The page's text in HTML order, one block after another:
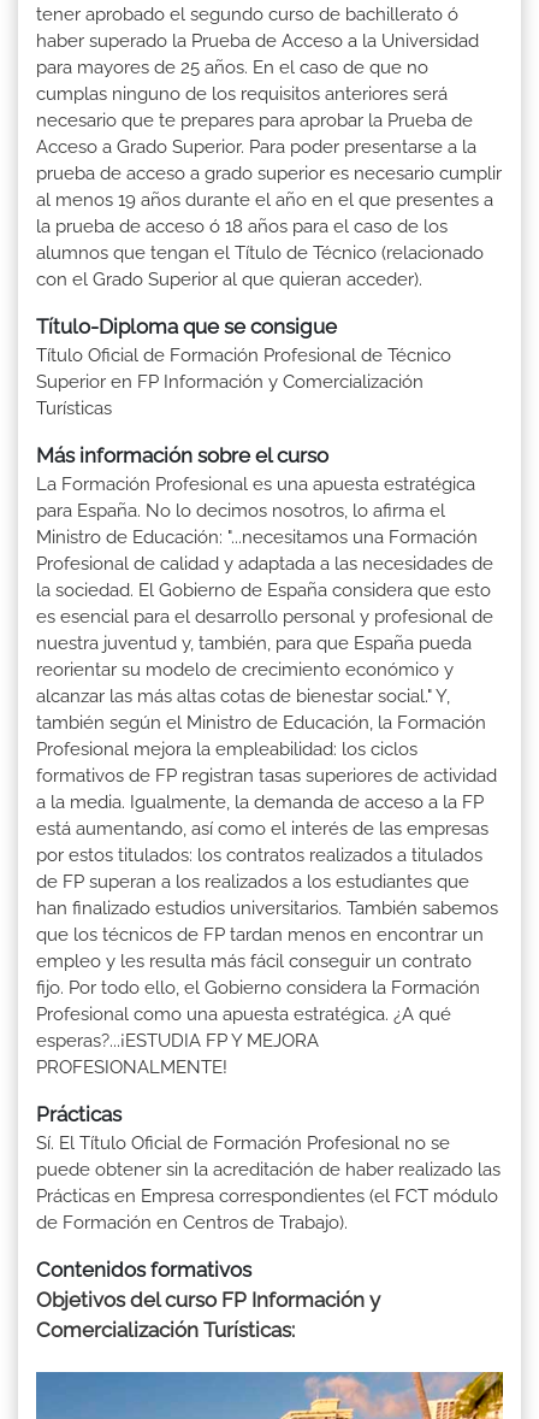
tener aprobado el segundo curso de bachillerato ó
haber superado la Prueba de Acceso a la Universidad
para mayores de 25 años. En el caso de que no
cumplas ninguno de los requisitos anteriores será
necesario que te prepares para aprobar la Prueba de
Acceso a Grado Superior. Para poder presentarse a la
prueba de acceso a grado superior es necesario cumplir
al menos 19 años durante el año en el que presentes a
la prueba de acceso ó 18 años para el caso de los
alumnos que tengan el Título de Técnico (relacionado
con el Grado Superior al que quieran acceder).
Título-Diploma que se consigue
Título Oficial de Formación Profesional de Técnico
Superior en FP Información y Comercialización
Turísticas
Más información sobre el curso
La Formación Profesional es una apuesta estratégica
para España. No lo decimos nosotros, lo afirma el
Ministro de Educación: "...necesitamos una Formación
Profesional de calidad y adaptada a las necesidades de
la sociedad. El Gobierno de España considera que esto
es esencial para el desarrollo personal y profesional de
nuestra juventud y, también, para que España pueda
reorientar su modelo de crecimiento económico y
alcanzar las más altas cotas de bienestar social." Y,
también según el Ministro de Educación, la Formación
Profesional mejora la empleabilidad: los ciclos
formativos de FP registran tasas superiores de actividad
a la media. Igualmente, la demanda de acceso a la FP
está aumentando, así como el interés de las empresas
por estos titulados: los contratos realizados a titulados
de FP superan a los realizados a los estudiantes que
han finalizado estudios universitarios. También sabemos
que los técnicos de FP tardan menos en encontrar un
empleo y les resulta más fácil conseguir un contrato
fijo. Por todo ello, el Gobierno considera la Formación
Profesional como una apuesta estratégica. ¿A qué
esperas?...¡ESTUDIA FP Y MEJORA
PROFESIONALMENTE!
Prácticas
Sí. El Título Oficial de Formación Profesional no se
puede obtener sin la acreditación de haber realizado las
Prácticas en Empresa correspondientes (el FCT módulo
de Formación en Centros de Trabajo).
Contenidos formativos
Objetivos del curso FP Información y
Comercialización Turísticas: